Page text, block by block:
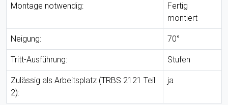
Montage notwendig:
Fertig
montiert
Neigung: 70°
Tritt-Ausführung: Stufen
Zulässig als Arbeitsplatz (TRBS 2121 Teil
2):
ja